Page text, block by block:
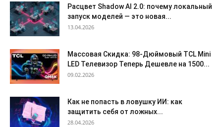
Расцвет Shadow AI 2.0: почему локальный
запуск моделей — это новая...
13.04.2026
Массовая Скидка: 98-Дюймовый TCL Mini
LED Телевизор Теперь Дешевле на 1500...
09.02.2026
Как не попасть в ловушку ИИ: как
защитить себя от ложных...
28.04.2026